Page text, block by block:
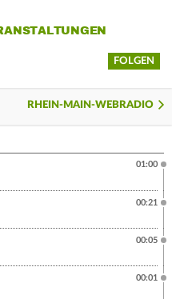
FOLGEN
RHEIN-MAIN-WEBRADIO
01:00
00:21
00:05
00:01